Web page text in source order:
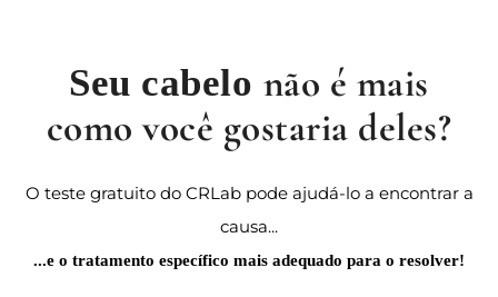
Seu cabelo não é mais
como você gostaria deles?
O teste gratuito do CRLab pode ajudá-lo a encontrar a
causa...
...e o tratamento específico mais adequado para o resolver!